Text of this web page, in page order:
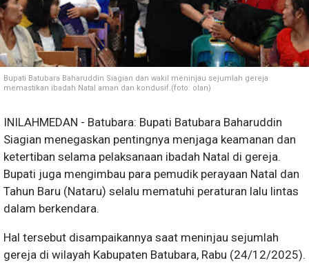
Bupati Batubara Baharuddin Siagian dan wakil meninjau sejumlah gereja
memastikan ibadah Natal aman dan kondusif.(foto: olan)
INILAHMEDAN - Batubara: Bupati Batubara Baharuddin
Siagian menegaskan pentingnya menjaga keamanan dan
ketertiban selama pelaksanaan ibadah Natal di gereja.
Bupati juga mengimbau para pemudik perayaan Natal dan
Tahun Baru (Nataru) selalu mematuhi peraturan lalu lintas
dalam berkendara.
Hal tersebut disampaikannya saat meninjau sejumlah
gereja di wilayah Kabupaten Batubara, Rabu (24/12/2025).